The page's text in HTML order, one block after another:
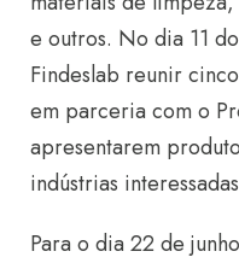
e outros. No dia 11
Findeslab reunir
em parceria com o
apresentarem
indústrias
Para o dia 22 de